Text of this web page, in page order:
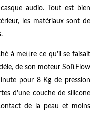
audio. Tout est bien
les matériaux sont de
à mettre ce qu'il se faisait
de son moteur SoftFlow
pour 8 Kg de pression
d'une couche de silicone
de la peau et moins